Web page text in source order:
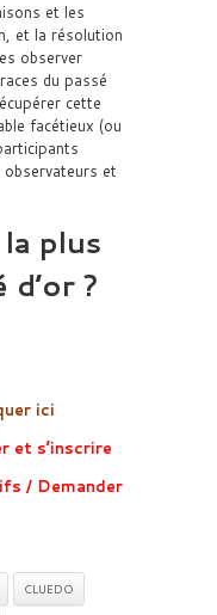
et les
et la résolution
observer
du passé
cette
facétieux (ou
et
plus
?
ici
et s’inscrire
/ Demander
CLUEDO